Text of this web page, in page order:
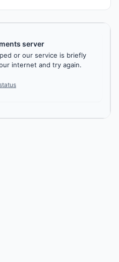
server
or our service is briefly
internet and try again.